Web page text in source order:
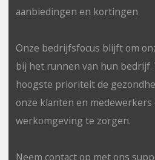
aanbiedingen en kortingen
Onze bedrijfsfocus blijft om
bij het runnen van hun bedrijf.
hoogste prioriteit de
onze klanten en
werkomgeving te zorgen.
Neem contact op met ons